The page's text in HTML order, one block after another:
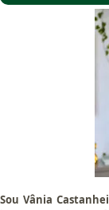
Sou Vânia